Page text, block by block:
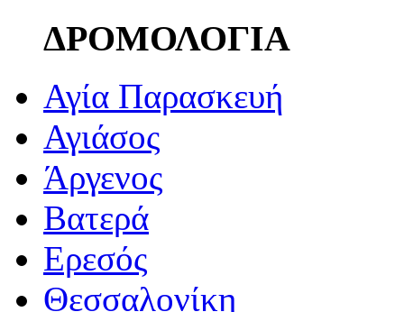
ΔΡΟΜΟΛΟΓΙΑ
Αγία Παρασκευή
Αγιάσος
Άργενος
Βατερά
Ερεσός
Θεσσαλονίκη